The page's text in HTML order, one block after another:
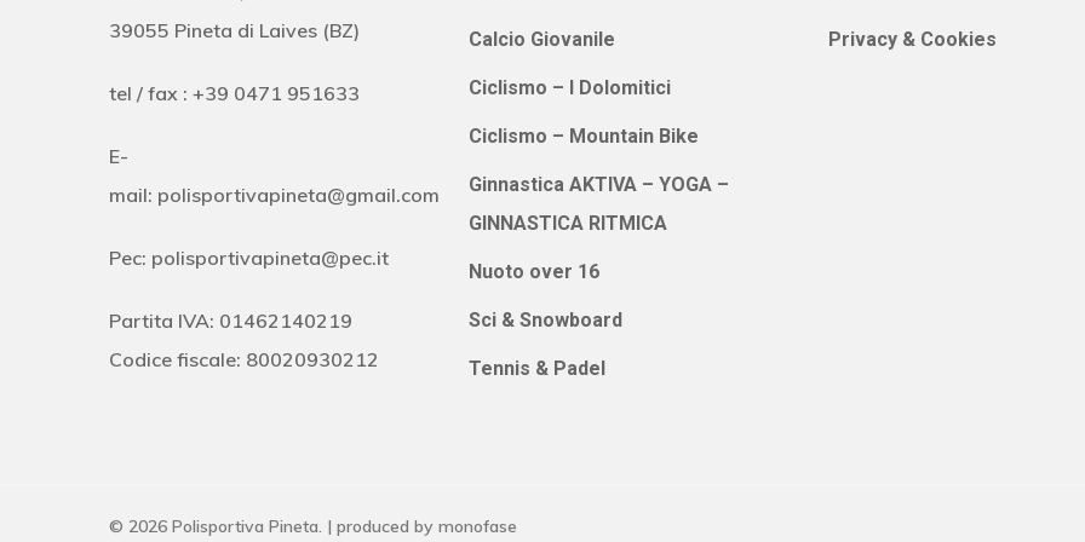
39055 Pineta di Laives (BZ)
tel / fax : +39 0471 951633
E-
mail: polisportivapineta@gmail.com
Pec: polisportivapineta@pec.it
Partita IVA: 01462140219
Codice fiscale: 80020930212
Calcio Giovanile
Ciclismo – I Dolomitici
Ciclismo – Mountain Bike
Ginnastica AKTIVA – YOGA –
GINNASTICA RITMICA
Nuoto over 16
Sci & Snowboard
Tennis & Padel
Privacy & Cookies
© 2026 Polisportiva Pineta. | produced by monofase